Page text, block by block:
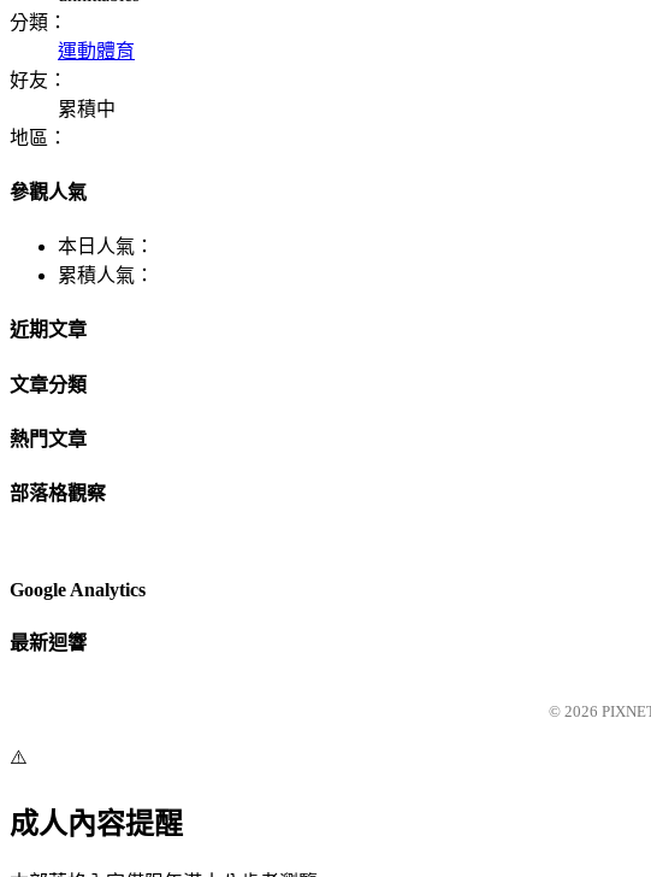
分類：
運動體育
好友：
累積中
地區：
參觀人氣
本日人氣：
累積人氣：
近期文章
文章分類
熱門文章
部落格觀察
Google Analytics
最新迴響
© 2026
⚠️
成人內容提醒